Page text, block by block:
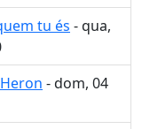
tu és - qua,
- dom, 04